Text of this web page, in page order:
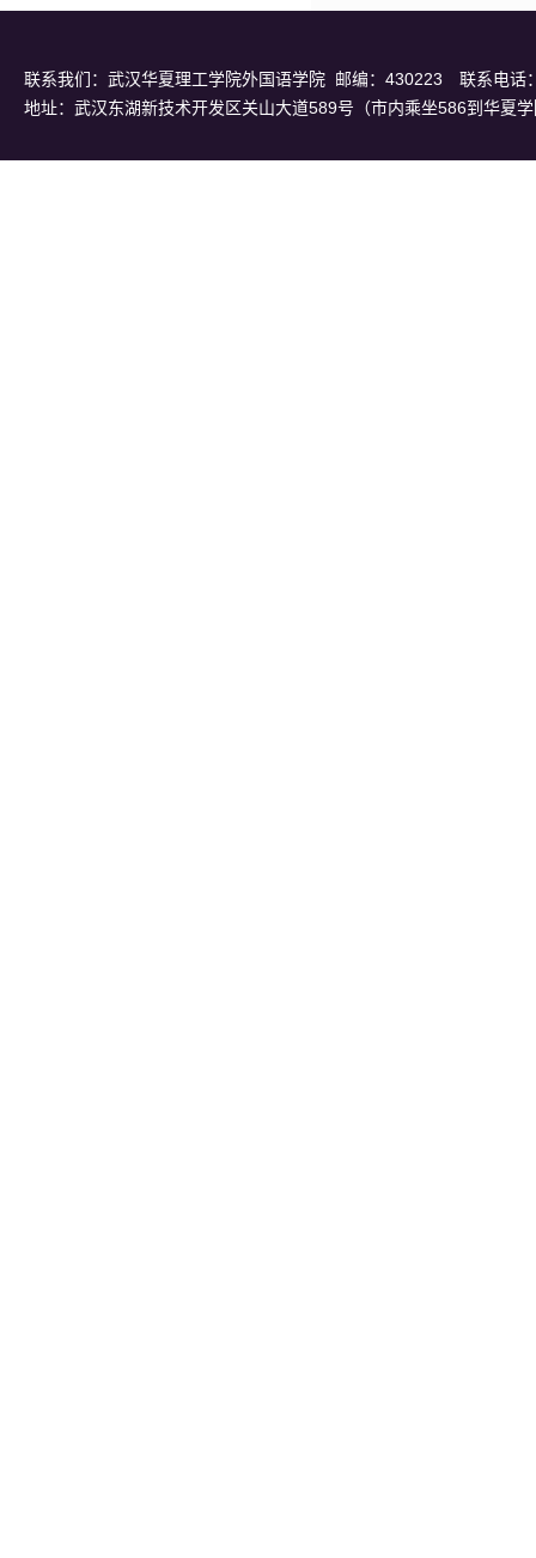
联系我们：武汉华夏理工学院外国语学院 邮编：430223 联系电话
地址：武汉东湖新技术开发区关山大道589号（市内乘坐586到华夏